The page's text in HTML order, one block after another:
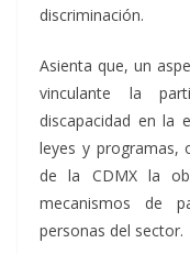
discriminación.
Asienta que, un
vinculante la
discapacidad en la
leyes y programas,
de la CDMX la
mecanismos de
personas del sector.